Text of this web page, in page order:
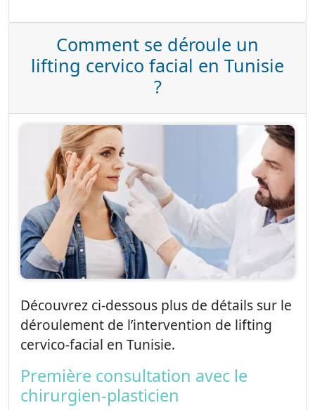
Comment se déroule un
lifting cervico facial en Tunisie
?
Découvrez ci-dessous plus de détails sur le
déroulement de l’intervention de lifting
cervico-facial en Tunisie.
Première consultation avec le
chirurgien-plasticien